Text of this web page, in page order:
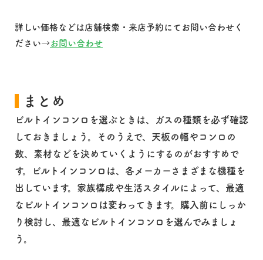
詳しい価格などは店舗検索・来店予約にてお問い合わせく
ださい→ お問い合わせ
まとめ
ビルトインコンロを選ぶときは、ガスの種類を必ず確認
しておきましょう。そのうえで、天板の幅やコンロの
数、素材などを決めていくようにするのがおすすめで
す。ビルトインコンロは、各メーカーさまざまな機種を
出しています。家族構成や生活スタイルによって、最適
なビルトインコンロは変わってきます。購入前にしっか
り検討し、最適なビルトインコンロを選んでみましょ
う。